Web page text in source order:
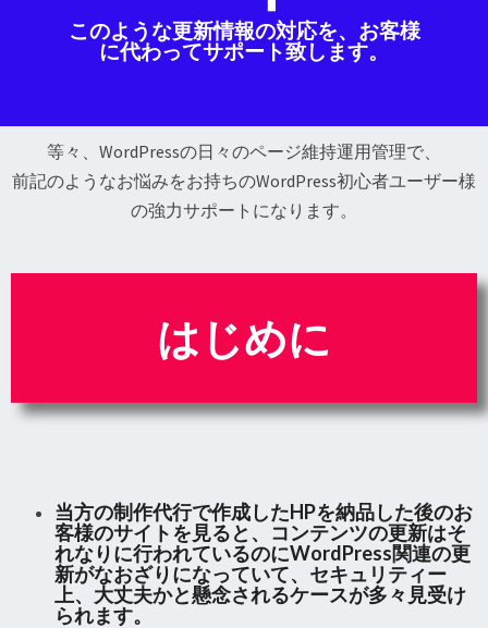
このような更新情報の対応を、お客様
に代わってサポート致します。
等々、WordPressの日々のページ維持運用管理で、
前記のようなお悩みをお持ちのWordPress初心者ユーザー様
の強力サポートになります。
はじめに
当方の制作代行で作成したHPを納品した後のお
客様のサイトを見ると、コンテンツの更新はそ
れなりに行われているのにWordPress関連の更
新がなおざりになっていて、セキュリティー
上、大丈夫かと懸念されるケースが多々見受け
られます。